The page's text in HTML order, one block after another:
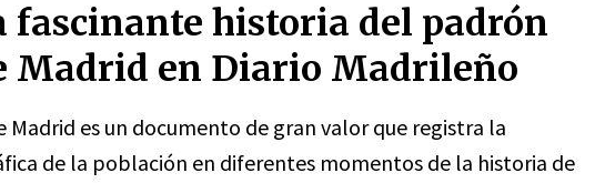
fascinante historia del padrón
Madrid en Diario Madrileño
Madrid es un documento de gran valor que registra la
de la población en diferentes momentos de la historia de